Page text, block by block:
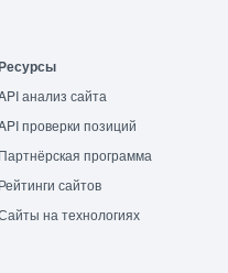
анализ сайта
проверки позиций
Партнёрская программа
Рейтинги сайтов
на технологиях